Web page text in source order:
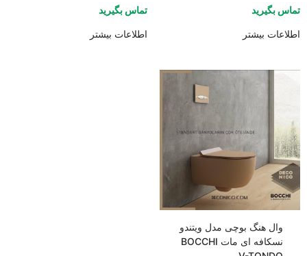
تماس بگیرید
اطلاعات بیشتر
تماس بگیرید
اطلاعات بیشتر
وال هنگ بوچی مدل ویتندو
نسکافه ای مات BOCCHI